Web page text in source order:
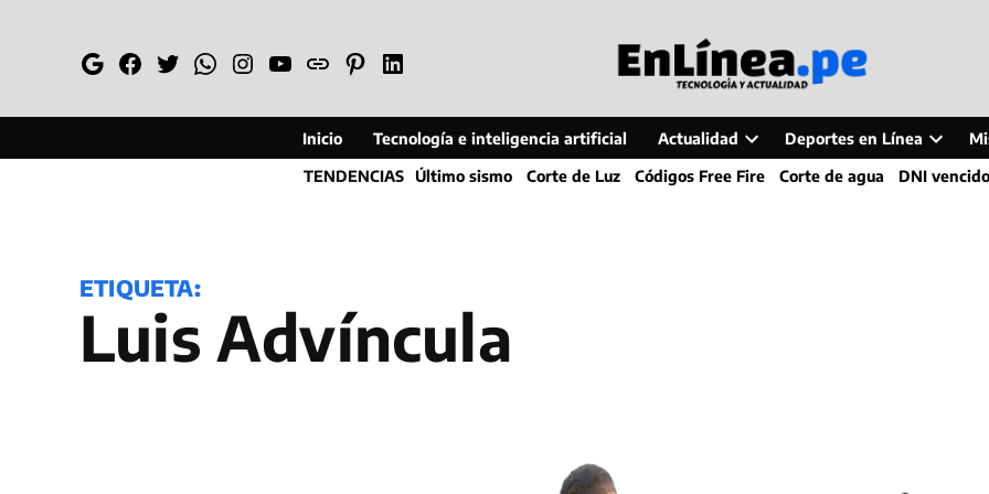
GoogleFacebook
TwitterWhatsapp
Instagram
YouTube
WebPinterestLinkedin
Inicio Tecnología e inteligencia artificial Actualidad
Open
dropdown
Deportes en Línea
Open
dropdown
TENDENCIAS Último sismo Corte de Luz Códigos Free Fire Corte de agua DNI vencido
ETIQUETA:
Luis Advíncula